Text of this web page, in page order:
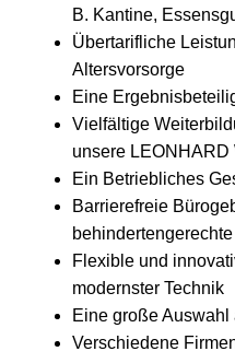
B. Kantine,
Übertarifliche
Altersvorsorge
Eine
Vielfältige
unsere
Ein Betriebliches
Barrierefreie
Flexible und
modernster Technik
Eine große
Verschiedene